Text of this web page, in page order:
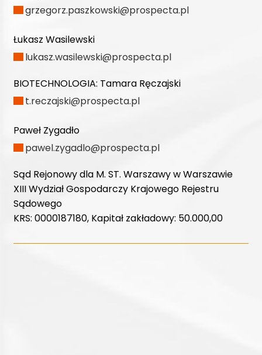
grzegorz.paszkowski@prospecta.pl
Łukasz Wasilewski
lukasz.wasilewski@prospecta.pl
BIOTECHNOLOGIA: Tamara Ręczajski
t.reczajski@prospecta.pl
Paweł Zygadło
pawel.zygadlo@prospecta.pl
Sąd Rejonowy dla M. ST. Warszawy w Warszawie
XIII Wydział Gospodarczy Krajowego Rejestru
Sądowego
KRS: 0000187180, Kapitał zakładowy: 50.000,00